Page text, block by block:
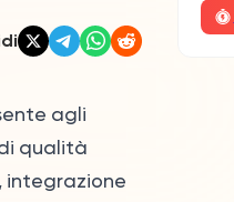
agli
qualità
integrazione